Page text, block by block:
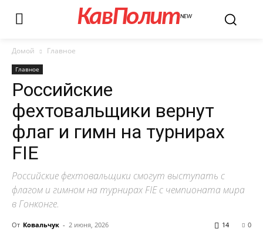
КавПолитNEW
Домой Главное
Главное
Российские
фехтовальщики вернут
флаг и гимн на турнирах
FIE
Российские фехтовальщики смогут выступать с
флагом и гимном на турнирах FIE с чемпионата мира
в Гонконге.
От Ковальчук - 2 июня, 2026 0
14